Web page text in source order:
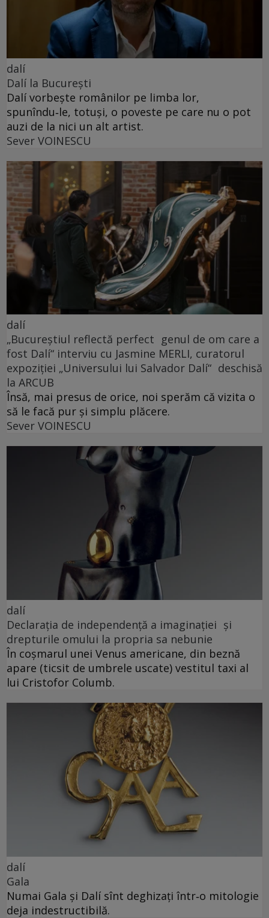
dalí
Dalí la București
Dalí vorbește românilor pe limba lor,
spunîndu‑le, totuși, o poveste pe care nu o pot
auzi de la nici un alt artist.
Sever VOINESCU
dalí
„Bucureștiul reflectă perfect genul de om care a
fost Dalí“ interviu cu Jasmine MERLI, curatorul
expoziției „Universului lui Salvador Dalí“ deschisă
la ARCUB
Însă, mai presus de orice, noi sperăm că vizita o
să le facă pur și simplu plăcere.
Sever VOINESCU
dalí
Declarația de independență a imaginației și
drepturile omului la propria sa nebunie
În coșmarul unei Venus americane, din beznă
apare (ticsit de umbrele uscate) vestitul taxi al
lui Cristofor Columb.
dalí
Gala
Numai Gala și Dalí sînt deghizați într‑o mitologie
deja indestructibilă.